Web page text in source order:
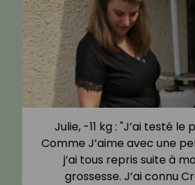
Julie, -11 kg : "J’ai testé
Comme J’aime avec une
j’ai tous repris suite à
grossesse. J’ai connu